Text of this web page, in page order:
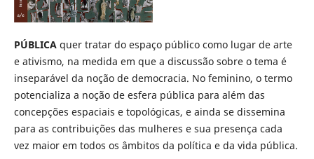
PÚBLICAquer tratar do espaço público como lugar de arte
e ativismo, na medida em que a discussão sobre o tema é
inseparável da noção de democracia. No feminino, o termo
potencializa a noção de esfera pública para além das
concepções espaciais e topológicas, e ainda se dissemina
para as contribuições das mulheres e sua presença cada
vez maior em todos os âmbitos da política e da vida pública.